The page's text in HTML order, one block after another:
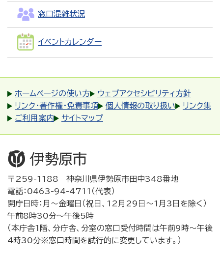
窓口混雑状況
イベントカレンダー
ホームページの使い方
ウェブアクセシビリティ方針
リンク・著作権・免責事項
個人情報の取り扱い
リンク集
ご利用案内
サイトマップ
〒259-1188 神奈川県伊勢原市田中348番地
電話：0463-94-4711（代表）
開庁日時：月～金曜日（祝日、12月29日～1月3日を除く）
午前8時30分～午後5時
（本庁舎1階、分庁舎、分室の窓口受付時間は午前9時～午後
4時30分※窓口時間を試行的に変更しています。）